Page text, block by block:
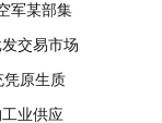
军某部集
幕交易市场
凭原生质
业供应